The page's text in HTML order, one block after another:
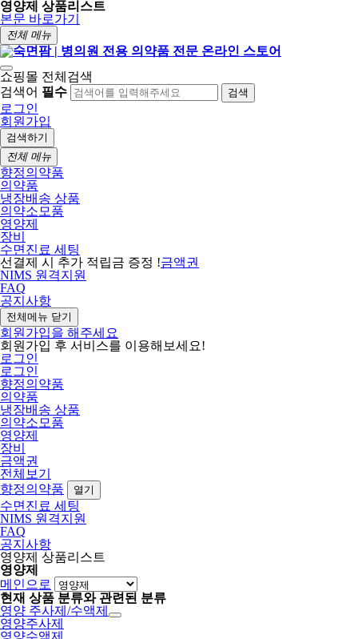
영양제 상품리스트
본문 바로가기
전체 메뉴
쇼핑몰 전체검색
검색어 필수 검색
로그인
회원가입
검색하기
전체 메뉴
향정의약품
의약품
냉장배송 상품
의약소모품
영양제
장비
수면진료 세팅
선결제 시 추가 적립금 증정 !금액권
NIMS 원격지원
FAQ
공지사항
전체메뉴 닫기
회원가입을 해주세요
회원가입 후 서비스를 이용해보세요!
로그인
로그인
향정의약품
의약품
냉장배송 상품
의약소모품
영양제
장비
금액권
전체보기
향정의약품
열기
수면진료 세팅
NIMS 원격지원
FAQ
공지사항
영양제 상품리스트
영양제
메인으로
현재 상품 분류와 관련된 분류
영양 주사제/수액제
영양주사제
영양수액제